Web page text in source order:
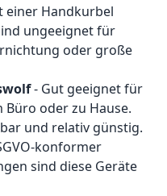
einer Handkurbel
ungeeignet für
oder große
- Gut geeignet für
oder zu Hause.
und relativ günstig.
konformer
sind diese Geräte